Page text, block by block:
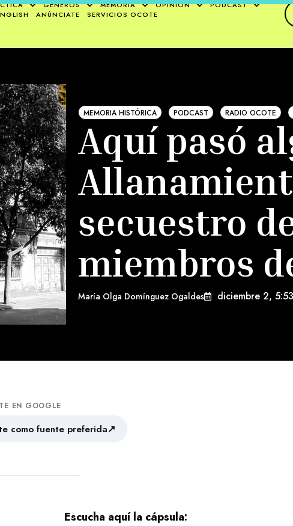
GÉNEROS MEMORIA OPINIÓN
PODCAST
ANÚNCIATE SERVICIOS OCOTE
MEMORIA HISTÓRICA PODCAST RADIO OCOTE
Aquí pasó
secuestro
miembros
María Olga Domínguez Ogaldes diciembre 2,
EN GOOGLE
como fuente preferida↗
Escucha aquí la cápsula: